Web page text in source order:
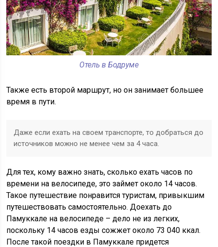
Отель в Бодруме
Также есть второй маршрут, но он занимает большее
время в пути.
Даже если ехать на своем транспорте, то добраться до
источников можно не менее чем за 4 часа.
Для тех, кому важно знать, сколько ехать часов по
времени на велосипеде, это займет около 14 часов.
Такое путешествие понравится туристам, привыкшим
путешествовать самостоятельно. Доехать до
Памуккале на велосипеде – дело не из легких,
поскольку 14 часов езды сожжет около 73 040 ккал.
После такой поездки в Памуккале придется